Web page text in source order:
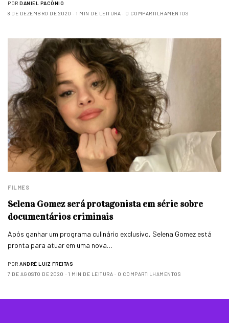
POR DANIEL PACÔNIO
8 DE DEZEMBRO DE 2020
1 MIN DE LEITURA 0 COMPARTILHAMENTOS
FILMES
Selena Gomez será protagonista em série sobre
documentários criminais
Após ganhar um programa culinário exclusivo, Selena Gomez está
pronta para atuar em uma nova…
POR ANDRÉ LUIZ FREITAS
7 DE AGOSTO DE 2020
1 MIN DE LEITURA 0 COMPARTILHAMENTOS